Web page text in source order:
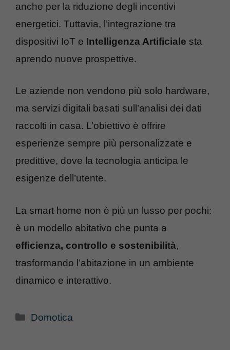
anche per la riduzione degli incentivi
energetici. Tuttavia, l’integrazione tra
dispositivi IoT e Intelligenza Artificiale sta
aprendo nuove prospettive.
Le aziende non vendono più solo hardware,
ma servizi digitali basati sull’analisi dei dati
raccolti in casa. L’obiettivo è offrire
esperienze sempre più personalizzate e
predittive, dove la tecnologia anticipa le
esigenze dell’utente.
La smart home non è più un lusso per pochi:
è un modello abitativo che punta a
efficienza, controllo e sostenibilità,
trasformando l’abitazione in un ambiente
dinamico e interattivo.
Categorie
Domotica